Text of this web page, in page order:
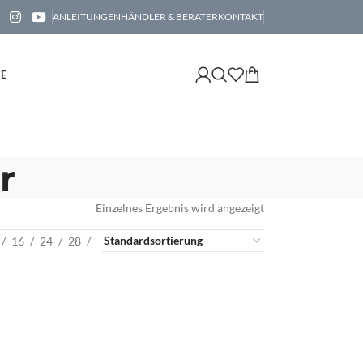
ANLEITUNGENHÄNDLER & BERATERKONTAKT
Einzelnes Ergebnis wird angezeigt
16 24 28